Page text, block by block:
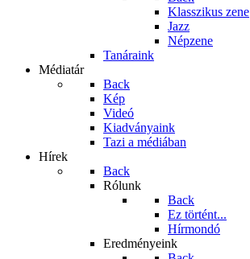
Klasszikus zene
Jazz
Népzene
Tanáraink
Médiatár
Back
Kép
Videó
Kiadványaink
Tazi a médiában
Hírek
Back
Rólunk
Back
Ez történt...
Hírmondó
Eredményeink